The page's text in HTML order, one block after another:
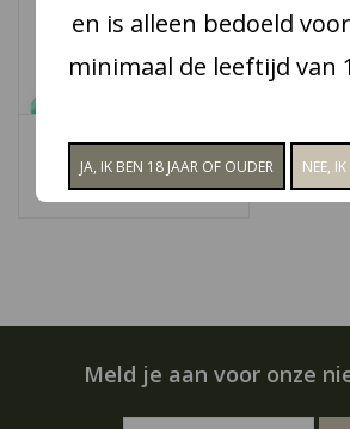
Aanbiedingen
Koffie en thee
CCI Hoestmelange
Meld je aan voor onze
en is alleen bedoeld
minimaal de leeftijd van